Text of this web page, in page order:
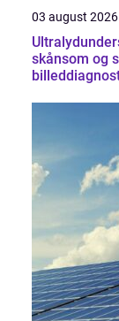
03 august 2026
skånsom og